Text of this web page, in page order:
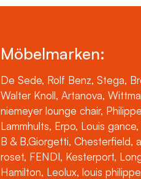
Möbelmarken:
De Sede, Rolf Benz, Stega,
Walter Knoll, Artanova,
niemeyer lounge chair,
Lammhults, Erpo, Louis
B & B,Giorgetti, Chesterfield,
roset, FENDI, Kesterport,
Hamilton, Leolux, louis